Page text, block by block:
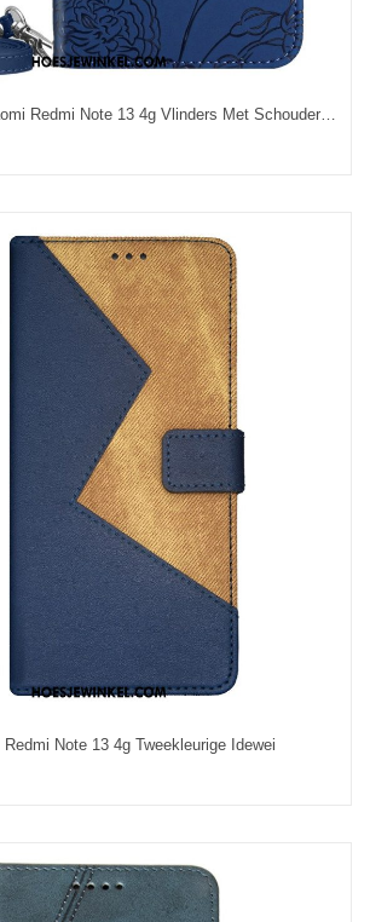
Flip Case Leren Xiaomi Redmi Note 13 4g Vlinders Met Schouderband
Note 13 4g Tweekleurige Idewei